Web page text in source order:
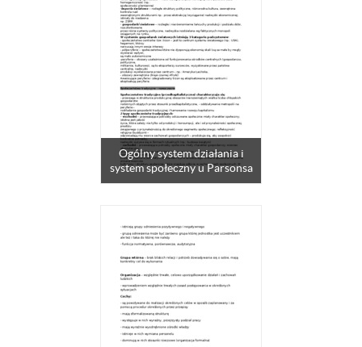
Ogólny system działania i
system społeczny u Parsonsa